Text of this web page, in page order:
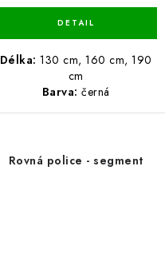
Délka: 130 cm, 160 cm, 190
cm
Barva: černá
Rovná police - segment